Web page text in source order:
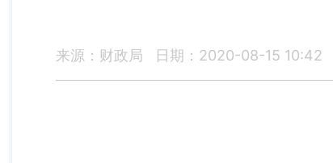
来源：财政局 日期：2020-08-15 10:42